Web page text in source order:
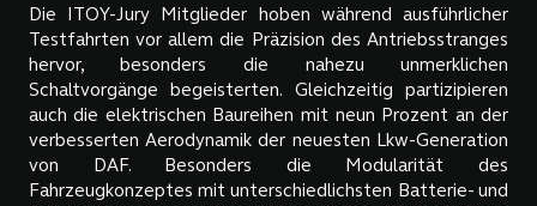
Die ITOY-Jury Mitglieder hoben während ausführlicher
Testfahrten vor allem die Präzision des Antriebsstranges
hervor, besonders die nahezu unmerklichen
Schaltvorgänge begeisterten. Gleichzeitig partizipieren
auch die elektrischen Baureihen mit neun Prozent an der
verbesserten Aerodynamik der neuesten Lkw-Generation
von DAF. Besonders die Modularität des
Fahrzeugkonzeptes mit unterschiedlichsten Batterie- und